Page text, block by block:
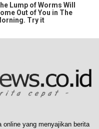
Lump of Worms Will
Out of You in The
Try it
online yang menyajikan berita